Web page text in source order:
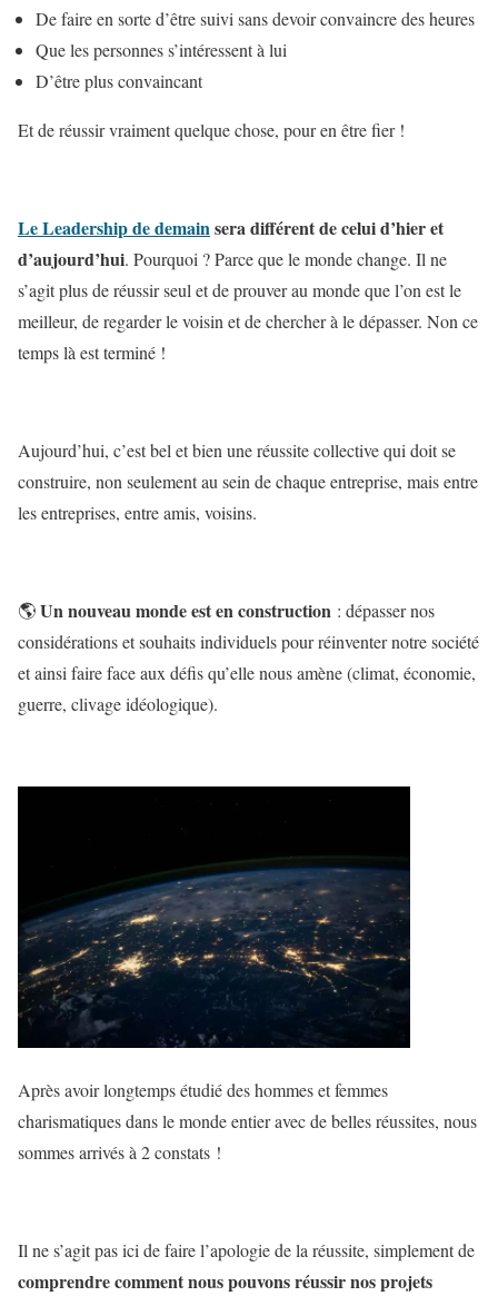
De faire en sorte d’être suivi sans devoir convaincre des heures
Que les personnes s’intéressent à lui
D’être plus convaincant
Et de réussir vraiment quelque chose, pour en être fier !
Le Leadership de demainsera différent de celui d’hier et
d’aujourd’hui. Pourquoi ? Parce que le monde change. Il ne
s’agit plus de réussir seul et de prouver au monde que l’on est le
meilleur, de regarder le voisin et de chercher à le dépasser. Non ce
temps là est terminé !
Aujourd’hui, c’est bel et bien une réussite collective qui doit se
construire, non seulement au sein de chaque entreprise, mais entre
les entreprises, entre amis, voisins.
🌎Un nouveau monde est en construction : dépasser nos
considérations et souhaits individuels pour réinventer notre société
et ainsi faire face aux défis qu’elle nous amène (climat, économie,
guerre, clivage idéologique).
Après avoir longtemps étudié des hommes et femmes
charismatiques dans le monde entier avec de belles réussites, nous
sommes arrivés à 2 constats !
Il ne s’agit pas ici de faire l’apologie de la réussite, simplement de
comprendre comment nous pouvons réussir nos projets